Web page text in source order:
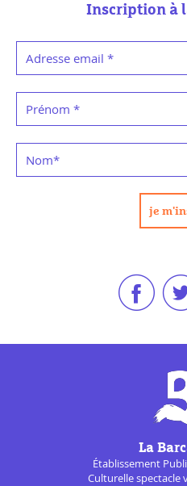
Inscription à
Adresse email *
Prénom *
Nom*
La
Établissement
Culturellespectacle